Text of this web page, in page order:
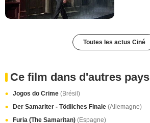
Toutes les actus Ciné
Ce film dans d'autres pays
Jogos do Crime (Brésil)
Der Samariter - Tödliches Finale (Allemagne)
Furia (The Samaritan) (Espagne)